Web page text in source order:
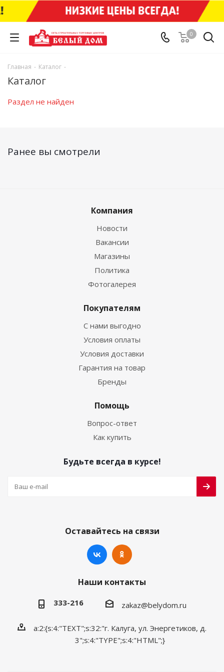
0
Главная - Каталог -
Каталог
Раздел не найден
Ранее вы смотрели
Компания
Новости
Вакансии
Магазины
Политика
Фотогалерея
Покупателям
С нами выгодно
Условия оплаты
Условия доставки
Гарантия на товар
Бренды
Помощь
Вопрос-ответ
Как купить
Будьте всегда в курсе!
Оставайтесь на связи
Наши контакты
333-216 zakaz@belydom.ru
a:2:{s:4:"TEXT";s:32:"г. Калуга, ул. Энергетиков, д.
3";s:4:"TYPE";s:4:"HTML";}